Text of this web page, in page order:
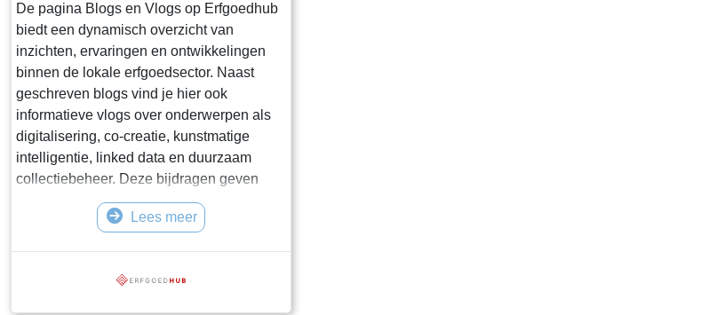
De pagina Blogs en Vlogs op Erfgoedhub
biedt een dynamisch overzicht van
inzichten, ervaringen en ontwikkelingen
binnen de lokale erfgoedsector. Naast
geschreven blogs vind je hier ook
informatieve vlogs over onderwerpen als
digitalisering, co-creatie, kunstmatige
intelligentie, linked data en duurzaam
collectiebeheer. Deze bijdragen geven
ruimte aan reflectie, kritische
beschouwingen en het delen van
erfgoedprofessionals, vrijwilligers en
Lees meer